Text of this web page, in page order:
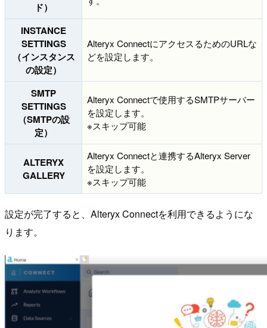
ド）
INSTANCE
SETTINGS
（インスタンス
の設定）
Alteryx ConnectにアクセスるためのURLな
どを設定します。
SMTP
SETTINGS
（SMTPの設
定）
Alteryx Connectで使用するSMTPサーバー
を設定します。
※スキップ可能
ALTERYX
GALLERY
Alteryx Connectと連携するAlteryx Server
を設定します。
※スキップ可能
設定が完了すると、Alteryx Connectを利用できるようにな
ります。